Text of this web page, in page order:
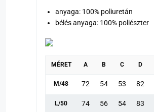
anyaga: 100% poliuretán
bélés anyaga: 100% poliészter
MÉRET A B C D
M/48 72 54 53 82
L/50 74 56 54 83